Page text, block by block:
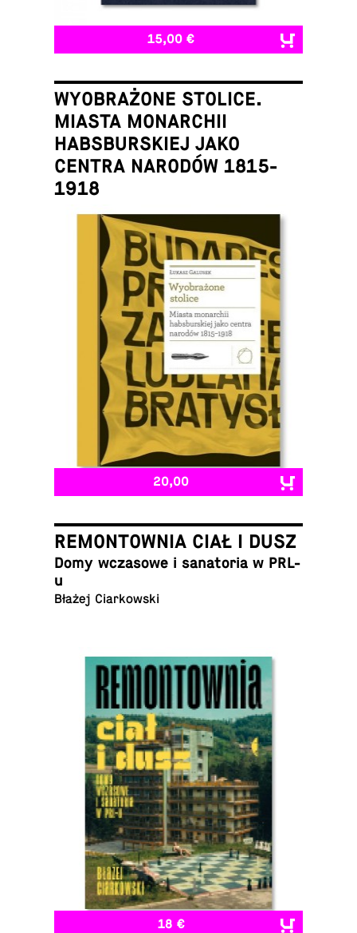
15,00 €
WYOBRAŻONE STOLICE.
MIASTA MONARCHII
HABSBURSKIEJ JAKO
CENTRA NARODÓW 1815-
1918
Łukasz Galusek
20,00
REMONTOWNIA CIAŁ I DUSZ
Domy wcza­sowe i sana­to­ria w PRL-
u
Błażej Ciarkowski
18 €